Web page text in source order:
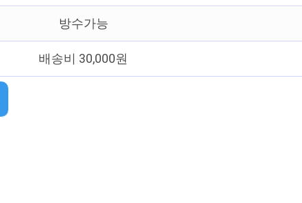
방수가능
배송비 30,000원